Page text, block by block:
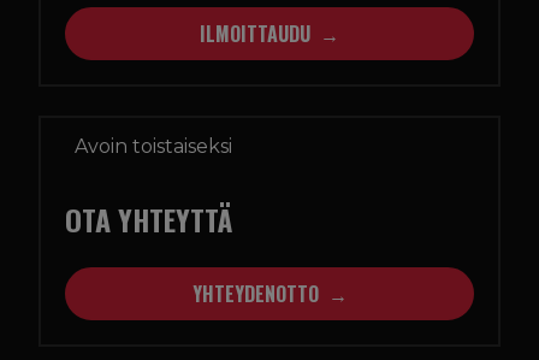
ILMOITTAUDU
Avoin toistaiseksi
OTA YHTEYTTÄ
YHTEYDENOTTO